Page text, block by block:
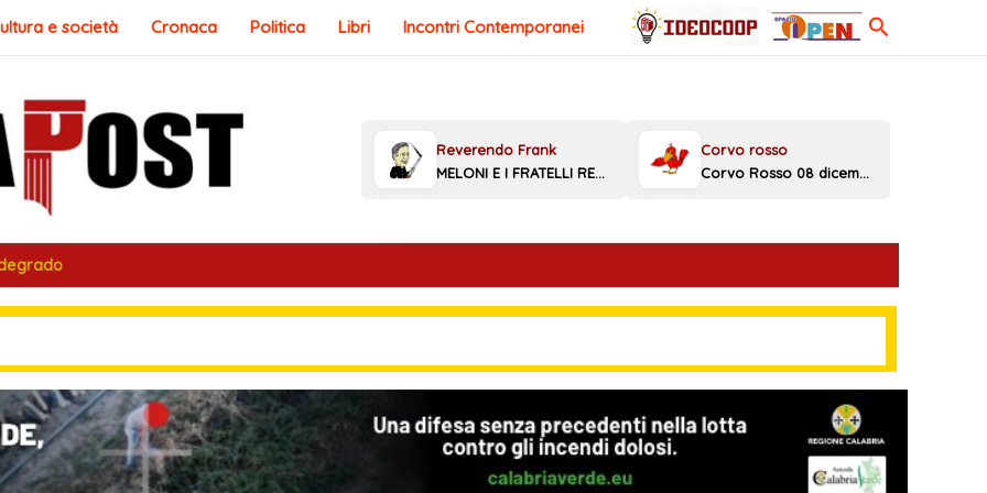
e società Cronaca Politica Libri Incontri Contemporanei Cerca
MELONI E I FRATELLI REGGINI Corvo Rosso 08 dicembre 2025